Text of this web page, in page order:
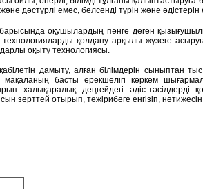
дәстүрлі емес, белсенді түрін және әдістерін
барысында оқушылардың пәнге деген
қолдану арқылы жүзеге
оқыту технологиясы.
дамыту, алған білімдерін сыныптан
басты ерекшелігі көркем
халықаралық деңгейдегі әдіс-тәсілдерді
отырып, тәжірибеге енгізіп,